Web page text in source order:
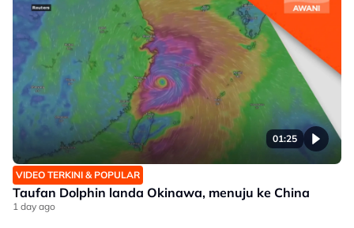
01:25
VIDEO TERKINI & POPULAR
Taufan Dolphin landa Okinawa, menuju ke China
1 day ago